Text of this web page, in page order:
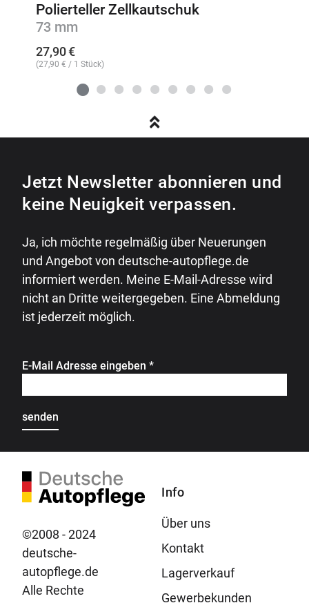
Polierteller Zellkautschuk
73 mm
27,90€
(27,90 € / 1 Stück)
Jetzt Newsletter abonnieren und
keine Neuigkeit verpassen.
Ja, ich möchte regelmäßig über Neuerungen
und Angebot von deutsche-autopflege.de
informiert werden. Meine E-Mail-Adresse wird
nicht an Dritte weitergegeben. Eine Abmeldung
ist jederzeit möglich.
E-Mail Adresse eingeben*
©2008 - 2024
deutsche-
autopflege.de
Alle Rechte
Info
Über uns
Kontakt
Lagerverkauf
Gewerbekunden